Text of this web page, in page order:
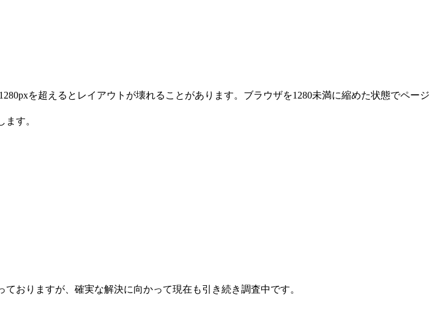
を超えるとレイアウトが壊れることがあります。ブラウザを1280未満に縮めた状態でページ
す。
おりますが、確実な解決に向かって現在も引き続き調査中です。